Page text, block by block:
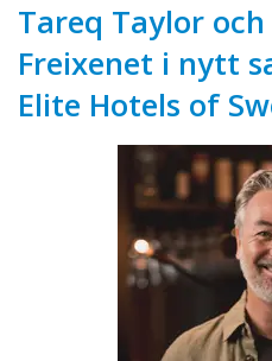
Tareq Taylor
Freixenet i nytt
Elite Hotels of